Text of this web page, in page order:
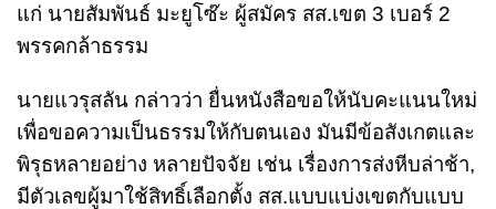
แก่ นายสัมพันธ์ มะยูโซ๊ะ ผู้สมัคร สส.เขต 3 เบอร์ 2
พรรคกล้าธรรม
นายแวรุสลัน กล่าวว่า ยื่นหนังสือขอให้นับคะแนนใหม่
เพื่อขอความเป็นธรรมให้กับตนเอง มันมีข้อสังเกตและ
พิรุธหลายอย่าง หลายปัจจัย เช่น เรื่องการส่งหีบล่าช้า,
มีตัวเลขผู้มาใช้สิทธิ์เลือกตั้ง สส.แบบแบ่งเขตกับแบบ